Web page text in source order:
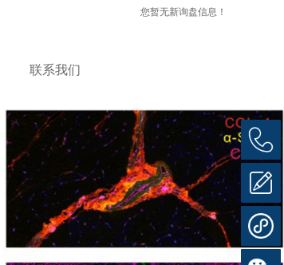
您暂无新询盘信息！
联系我们